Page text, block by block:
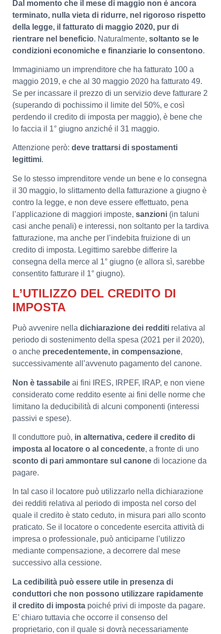
Dal momento che il mese di maggio non è ancora
terminato, nulla vieta di ridurre, nel rigoroso rispetto
della legge, il fatturato di maggio 2020, pur di
rientrare nel beneficio. Naturalmente, soltanto se le
condizioni economiche e finanziarie lo consentono.
Immaginiamo un imprenditore che ha fatturato 100 a
maggio 2019, e che al 30 maggio 2020 ha fatturato 49.
Se per incassare il prezzo di un servizio deve fatturare 2
(superando di pochissimo il limite del 50%, e così
perdendo il credito di imposta per maggio), è bene che
lo faccia il 1° giugno anziché il 31 maggio.
Attenzione però: deve trattarsi di spostamenti
legittimi.
Se lo stesso imprenditore vende un bene e lo consegna
il 30 maggio, lo slittamento della fatturazione a giugno è
contro la legge, e non deve essere effettuato, pena
l’applicazione di maggiori imposte, sanzioni (in taluni
casi anche penali) e interessi, non soltanto per la tardiva
fatturazione, ma anche per l’indebita fruizione di un
credito di imposta. Legittimo sarebbe differire la
consegna della merce al 1° giugno (e allora sì, sarebbe
consentito fatturare il 1° giugno).
L’UTILIZZO DEL CREDITO DI
IMPOSTA
Può avvenire nella dichiarazione dei redditi relativa al
periodo di sostenimento della spesa (2021 per il 2020),
o anche precedentemente, in compensazione,
successivamente all’avvenuto pagamento del canone.
Non è tassabile ai fini IRES, IRPEF, IRAP, e non viene
considerato come reddito esente ai fini delle norme che
limitano la deducibilità di alcuni componenti (interessi
passivi e spese).
Il conduttore può, in alternativa, cedere il credito di
imposta al locatore o al concedente, a fronte di uno
sconto di pari ammontare sul canone di locazione da
pagare.
In tal caso il locatore può utilizzarlo nella dichiarazione
dei redditi relativa al periodo di imposta nel corso del
quale il credito è stato ceduto, in misura pari allo sconto
praticato. Se il locatore o concedente esercita attività di
impresa o professionale, può anticiparne l’utilizzo
mediante compensazione, a decorrere dal mese
successivo alla cessione.
La cedibilità può essere utile in presenza di
conduttori che non possono utilizzare rapidamente
il credito di imposta poiché privi di imposte da pagare.
E’ chiaro tuttavia che occorre il consenso del
proprietario, con il quale si dovrà necessariamente